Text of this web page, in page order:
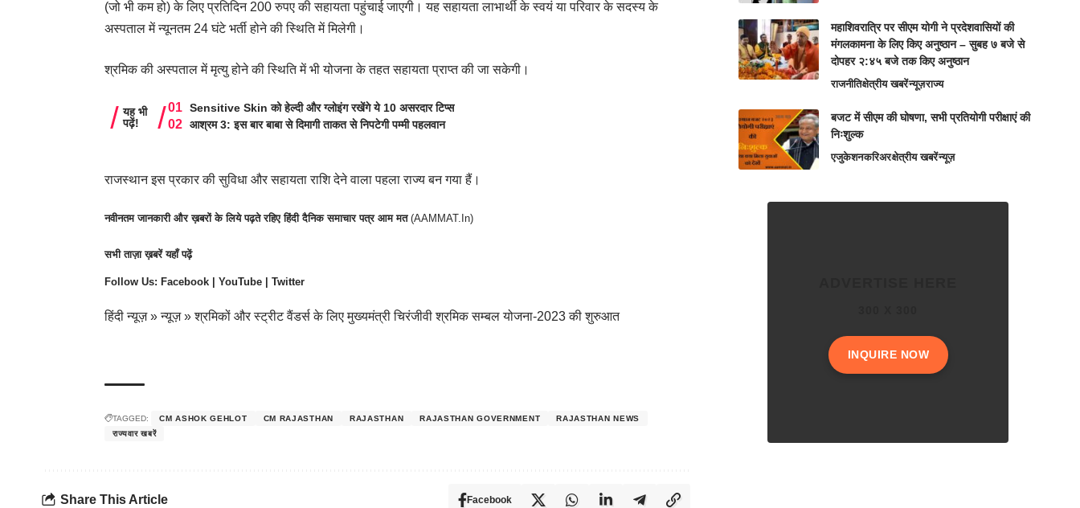
(जो भी कम हो) के लिए प्रतिदिन 200 रुपए की सहायता पहुंचाई जाएगी। यह सहायता लाभार्थी के स्वयं या परिवार के सदस्य के
अस्पताल में न्यूनतम 24 घंटे भर्ती होने की स्थिति में मिलेगी।
श्रमिक की अस्पताल में मृत्यु होने की स्थिति में भी योजना के तहत सहायता प्राप्त की जा सकेगी।
यह भी
पढ़ें!
Sensitive Skin को हेल्दी और ग्लोइंग रखेंगे ये 10 असरदार टिप्स
आश्रम 3: इस बार बाबा से दिमागी ताकत से निपटेगी पम्मी पहलवान
राजस्थान इस प्रकार की सुविधा और सहायता राशि देने वाला पहला राज्य बन गया हैं।
नवीनतम जानकारी और ख़बरों के लिये पढ़ते रहिए हिंदी दैनिक समाचार पत्र आम मत(AAMMAT.In)
सभीताज़ा ख़बरेंयहाँ पढ़ें
Follow Us: Facebook YouTube Twitter
हिंदी न्यूज़»न्यूज़»श्रमिकों और स्ट्रीट वैंडर्स के लिए मुख्यमंत्री चिरंजीवी श्रमिक सम्बल योजना-2023 की शुरुआत
TAGGED: CM ASHOK GEHLOT CM RAJASTHAN RAJASTHAN RAJASTHAN GOVERNMENT
RAJASTHAN NEWS
राज्यवार खबरें
Share This Article Facebook
महाशिवरात्रि पर सीएम योगी ने प्रदेशवासियों की
मंगलकामना के लिए किए अनुष्ठान – सुबह ७ बजे से
दोपहर २:४५ बजे तक किए अनुष्ठान
राजनीतिक्षेत्रीय खबरेंन्यूज़राज्य
बजट में सीएम की घोषणा, सभी प्रतियोगी परीक्षाएं की
निःशुल्क
एजुकेशनकरिअरक्षेत्रीय खबरेंन्यूज़
INQUIRE NOW